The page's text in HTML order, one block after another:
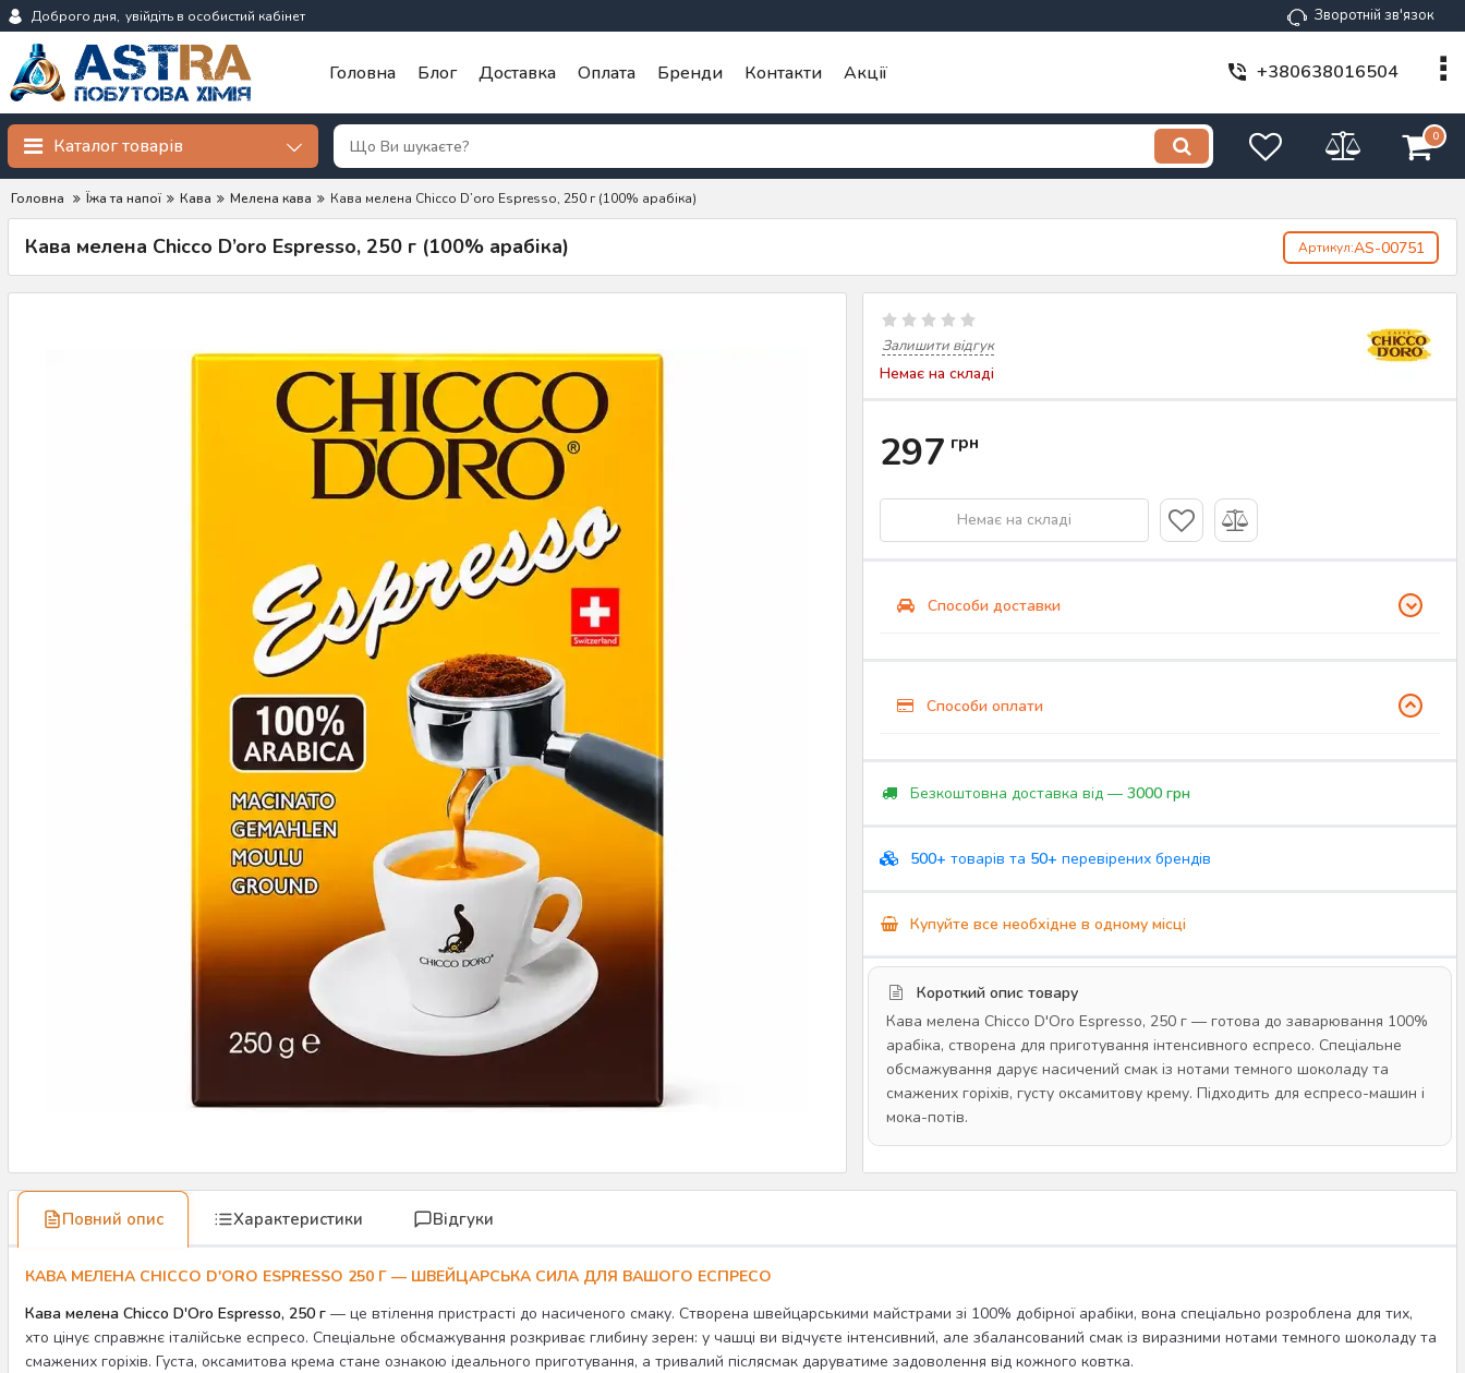
Доброго дня, увійдіть в особистий кабінет Зворотній зв'язок
Головна Блог Доставка Оплата Бренди Контакти Акції +380638016504
Каталог товарів 0
Головна Їжа та напої Кава Мелена кава Кава мелена Chicco D’oro Espresso, 250 г (100% арабіка)
Кава мелена Chicco D’oro Espresso, 250 г (100% арабіка) Артикул:AS-00751
Залишити відгук
Немає на складі
297 грн
Немає на складі
Способи доставки
Способи оплати
Безкоштовна доставка від — 3000 грн
500+ товарів та 50+ перевірених брендів
Купуйте все необхідне в одному місці
Короткий опис товару
Кава мелена Chicco D'Oro Espresso, 250 г — готова до заварювання 100%
арабіка, створена для приготування інтенсивного еспресо. Спеціальне
обсмажування дарує насичений смак із нотами темного шоколаду та
смажених горіхів, густу оксамитову крему. Підходить для еспресо-машин і
мока-потів.
Повний опис Характеристики Відгуки
КАВА МЕЛЕНА CHICCO D'ORO ESPRESSO 250 Г — ШВЕЙЦАРСЬКА СИЛА ДЛЯ ВАШОГО ЕСПРЕСО
Кава мелена Chicco D'Oro Espresso, 250 г — це втілення пристрасті до насиченого смаку. Створена швейцарськими майстрами зі 100% добірної арабіки, вона спеціально розроблена для тих,
хто цінує справжнє італійське еспресо. Спеціальне обсмажування розкриває глибину зерен: у чашці ви відчуєте інтенсивний, але збалансований смак із виразними нотами темного шоколаду та
смажених горіхів. Густа, оксамитова крема стане ознакою ідеального приготування, а тривалий післясмак даруватиме задоволення від кожного ковтка.